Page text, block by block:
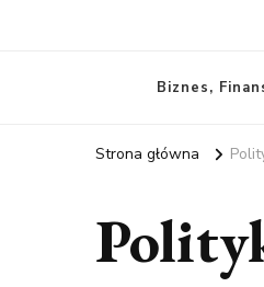
Biznes,
Strona główna